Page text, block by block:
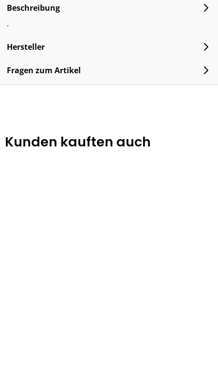
Beschreibung
.
Hersteller
Fragen zum Artikel
Kunden kauften auch